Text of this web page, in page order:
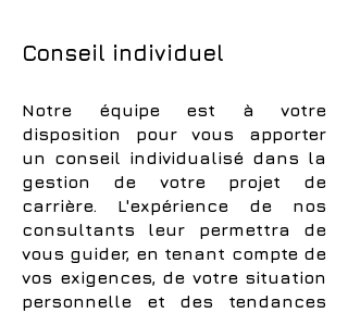
Conseil individuel
Notre équipe est à votre
disposition pour vous apporter
un conseil individualisé dans la
gestion de votre projet de
carrière. L'expérience de nos
consultants leur permettra de
vous guider, en tenant compte de
vos exigences, de votre situation
personnelle et des tendances